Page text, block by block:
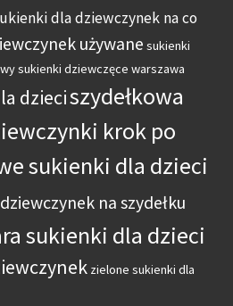
dla dziewczynek na co
używane sukienki
sukienki dziewczęce warszawa
dzieciszydełkowa
krok po
sukienki dla dzieci
na szydełku
sukienki dla dzieci
zielone sukienki dla